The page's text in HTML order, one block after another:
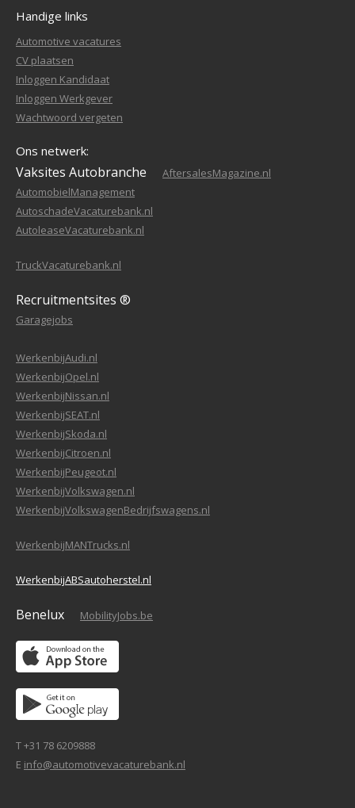
Handige links
Automotive vacatures
CV plaatsen
Inloggen Kandidaat
Inloggen Werkgever
Wachtwoord vergeten
Ons netwerk:
Vaksites Autobranche
AftersalesMagazine.nl
AutomobielManagement
AutoschadeVacaturebank.nl
AutoleaseVacaturebank.nl
TruckVacaturebank.nl
Recruitmentsites ®
Garagejobs
WerkenbijAudi.nl
WerkenbijOpel.nl
WerkenbijNissan.nl
WerkenbijSEAT.nl
WerkenbijSkoda.nl
WerkenbijCitroen.nl
WerkenbijPeugeot.nl
WerkenbijVolkswagen.nl
WerkenbijVolkswagenBedrijfswagens.nl
WerkenbijMANTrucks.nl
WerkenbijABSautoherstel.nl
Benelux MobilityJobs.be
T +31 78 6209888
E info@automotivevacaturebank.nl